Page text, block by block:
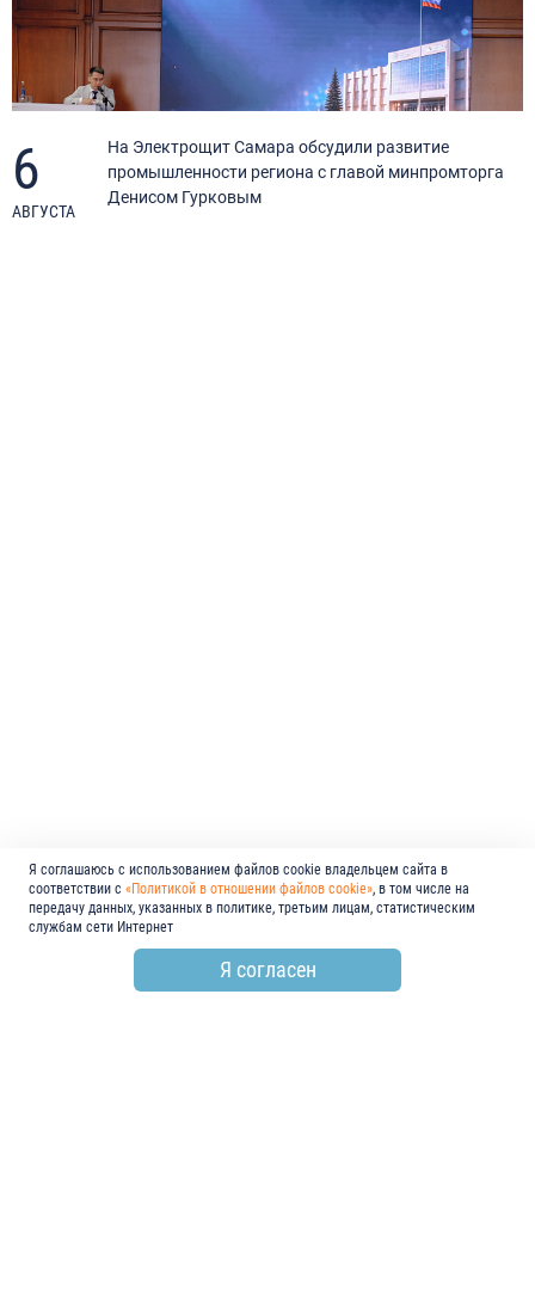
6
АВГУСТА
На Электрощит Самара обсудили развитие
промышленности региона с главой минпромторга
Денисом Гурковым
Я соглашаюсь с использованием файлов cookie владельцем сайта в
соответствии с «Политикой в отношении файлов cookie», в том числе на
передачу данных, указанных в политике, третьим лицам, статистическим
службам сети Интернет
Я согласен